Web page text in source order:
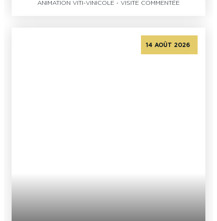
ANIMATION VITI-VINICOLE - VISITE COMMENTÉE
14 AOÛT 2026